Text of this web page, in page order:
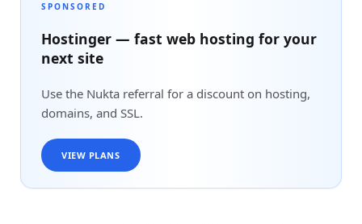
SPONSORED
Hostinger — fast web hosting for your
next site
Use the Nukta referral for a discount on hosting,
domains, and SSL.
VIEW PLANS